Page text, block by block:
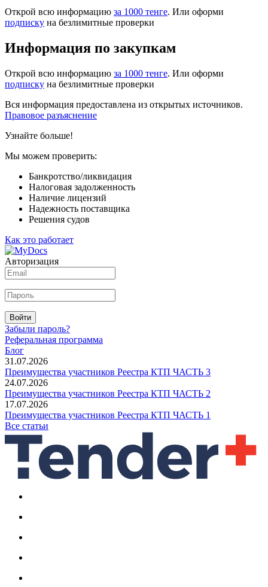
Открой всю информацию за 1000 тенге. Или оформи
подписку на безлимитные проверки
Информация по закупкам
Открой всю информацию за 1000 тенге. Или оформи
подписку на безлимитные проверки
Вся информация предоставлена из открытых источников.
Правовое разъяснение
Узнайте больше!
Мы можем проверить:
Банкротство/ликвидация
Налоговая задолженность
Наличие лицензий
Надежность поставщика
Решения судов
Как это работает
Авторизация
Войти
Забыли пароль?
Реферальная программа
Блог
31.07.2026
Преимущества участников Реестра КТП ЧАСТЬ 3
24.07.2026
Преимущества участников Реестра КТП ЧАСТЬ 2
17.07.2026
Преимущества участников Реестра КТП ЧАСТЬ 1
Все статьи